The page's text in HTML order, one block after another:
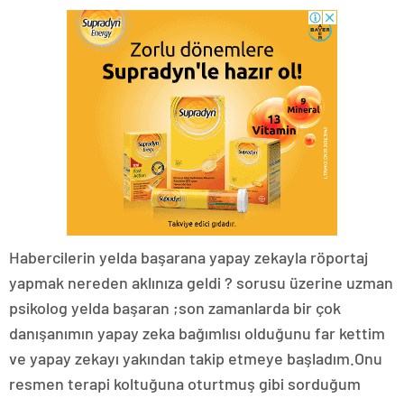
Habercilerin yelda başarana yapay zekayla röportaj
yapmak nereden aklınıza geldi ? sorusu üzerine uzman
psikolog yelda başaran ;son zamanlarda bir çok
danışanımın yapay zeka bağımlısı olduğunu far kettim
ve yapay zekayı yakından takip etmeye başladım.Onu
resmen terapi koltuğuna oturtmuş gibi sorduğum